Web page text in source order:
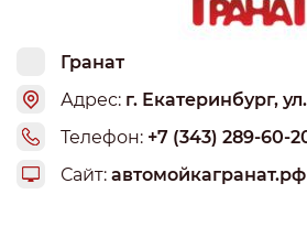
Гранат
Адрес: г. Екатеринбург,
Телефон: +7 (343) 289-60-
Сайт: автомойкагранат.рф